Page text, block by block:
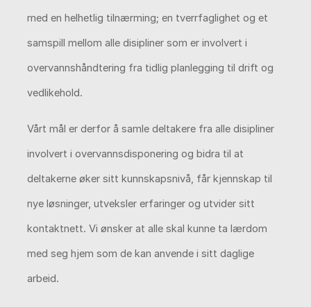
med en helhetlig tilnærming; en tverrfaglighet og et
samspill mellom alle disipliner som er involvert i
overvannshåndtering fra tidlig planlegging til drift og
vedlikehold.
Vårt mål er derfor å samle deltakere fra alle disipliner
involvert i overvannsdisponering og bidra til at
deltakerne øker sitt kunnskapsnivå, får kjennskap til
nye løsninger, utveksler erfaringer og utvider sitt
kontaktnett. Vi ønsker at alle skal kunne ta lærdom
med seg hjem som de kan anvende i sitt daglige
arbeid.